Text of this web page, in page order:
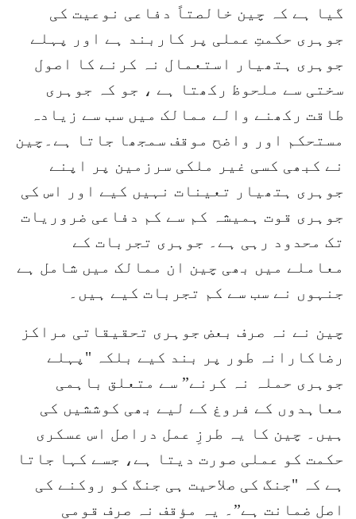
گیا ہے کہ چین خالصتاً دفاعی نوعیت کی
جوہری حکمتِ عملی پر کاربند ہے اور پہلے
جوہری ہتھیار استعمال نہ کرنے کا اصول
سختی سے ملحوظ رکھتا ہے ، جو کہ جوہری
طاقت رکھنے والے ممالک میں سب سے زیادہ
مستحکم اور واضح موقف سمجھا جاتا ہے۔چین
نے کبھی کسی غیر ملکی سرزمین پر اپنے
جوہری ہتھیار تعینات نہیں کیے اور اس کی
جوہری قوت ہمیشہ کم سے کم دفاعی ضروریات
تک محدود رہی ہے۔ جوہری تجربات کے
معاملے میں بھی چین ان ممالک میں شامل ہے
جنہوں نے سب سے کم تجربات کیے ہیں۔
چین نے نہ صرف بعض جوہری تحقیقاتی مراکز
رضاکارانہ طور پر بند کیے بلکہ "پہلے
جوہری حملہ نہ کرنے” سے متعلق باہمی
معاہدوں کے فروغ کے لیے بھی کوششیں کی
ہیں۔ چین کا یہ طرزِ عمل دراصل اس عسکری
حکمت کو عملی صورت دیتا ہے، جسے کہا جاتا
ہے کہ "جنگ کی صلاحیت ہی جنگ کو روکنے کی
اصل ضمانت ہے”۔ یہ مؤقف نہ صرف قومی